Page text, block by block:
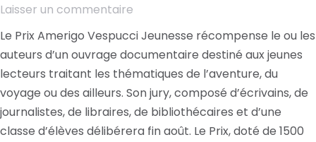
Laisser un commentaire
Le Prix Amerigo Vespucci Jeunesse récompense le ou les
auteurs d’un ouvrage documentaire destiné aux jeunes
lecteurs traitant les thématiques de l’aventure, du
voyage ou des ailleurs. Son jury, composé d’écrivains, de
journalistes, de libraires, de bibliothécaires et d’une
classe d’élèves délibérera fin août. Le Prix, doté de 1500